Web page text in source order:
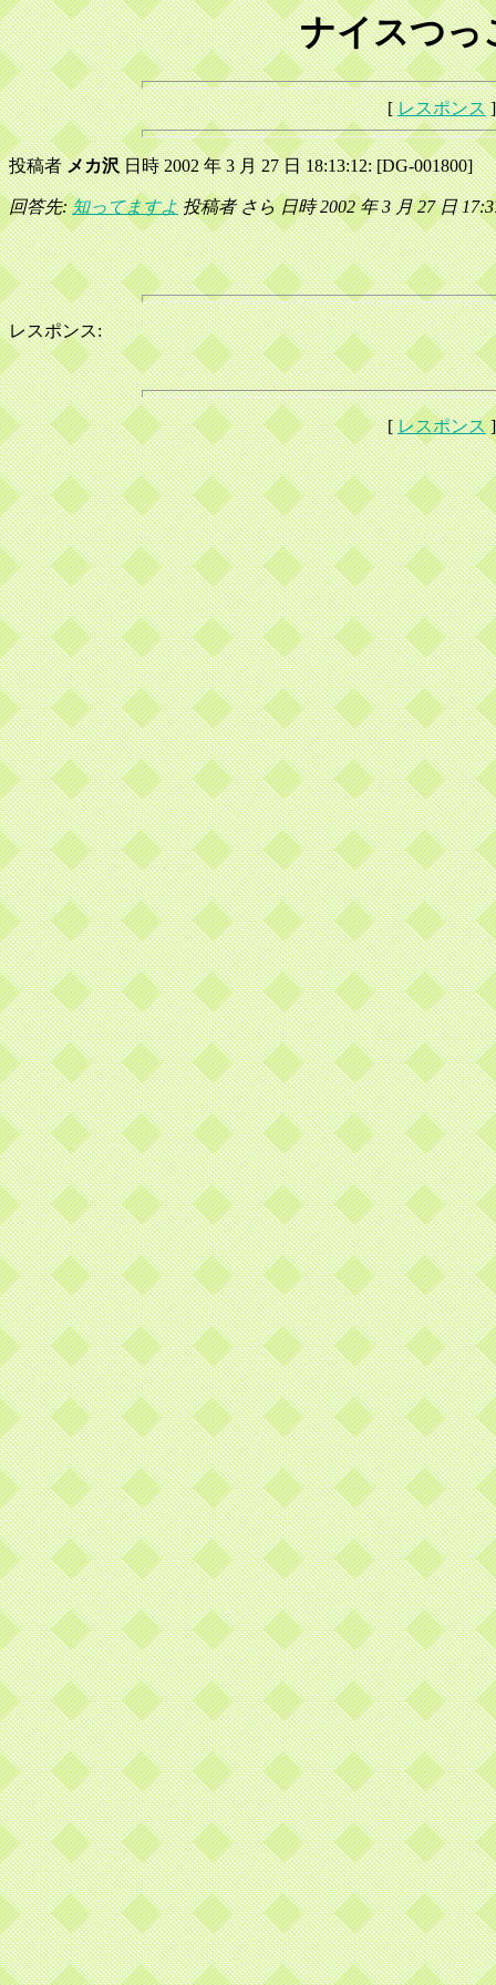
ナイスつっ
[レスポンス
投稿者メカ沢日時 2002 年 3 月 27 日 18:13:12: [DG-001800]
回答先:知ってますよ投稿者 さら 日時 2002 年 3 月 27 日
レスポンス:
[レスポンス